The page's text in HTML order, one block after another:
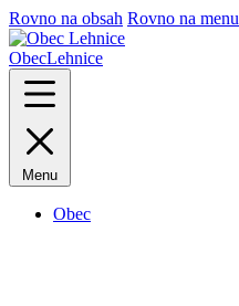
Rovno na obsah Rovno na menu
ObecLehnice
Menu
Obec